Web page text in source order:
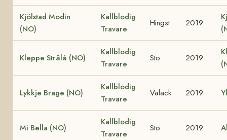
Kjölstad Modin
(NO)
Kallblodig
Travare
Hingst 2019
Kleppe Strålå (NO)
Kallblodig
Travare
Sto 2019
Lykkje Brage (NO)
Kallblodig
Travare
Valack 2019
Mi Bella (NO)
Kallblodig
Travare
Sto 2019